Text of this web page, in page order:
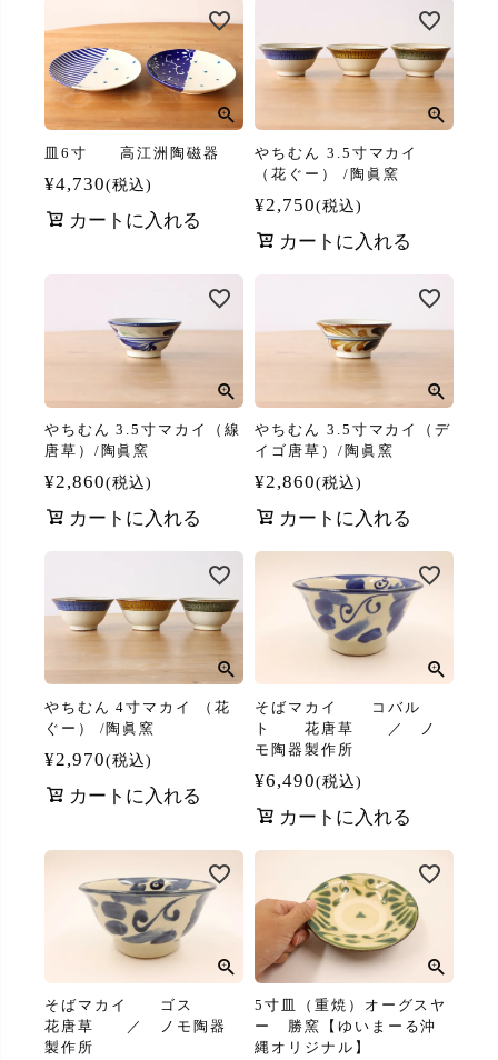
皿6寸 高江洲陶磁器
¥4,730 税込
カートに入れる
やちむん 3.5寸マカイ
（花ぐー） /陶眞窯
¥2,750 税込
カートに入れる
やちむん 3.5寸マカイ（線
唐草）/陶眞窯
¥2,860 税込
カートに入れる
やちむん 3.5寸マカイ（デ
イゴ唐草）/陶眞窯
¥2,860 税込
カートに入れる
やちむん 4寸マカイ （花
ぐー） /陶眞窯
¥2,970 税込
カートに入れる
そばマカイ コバル
ト 花唐草 ／ ノ
モ陶器製作所
¥6,490 税込
カートに入れる
そばマカイ ゴス
花唐草 ／ ノモ陶器
製作所
5寸皿（重焼）オーグスヤ
ー 勝窯【ゆいまーる沖
縄オリジナル】